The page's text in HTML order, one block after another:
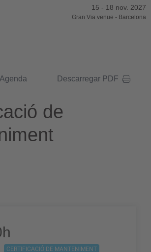
15 - 18 nov. 2027
Gran Via venue - Barcelona
Agenda Descarregar PDF
de
CERTIFICACIÓ DE MANTENIMENT